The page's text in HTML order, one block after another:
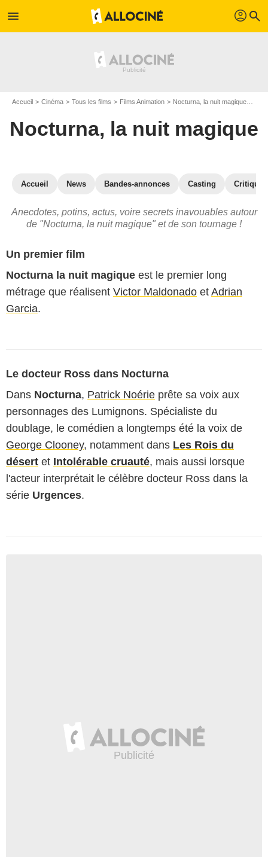
menu profil search
Accueil Cinéma Tous les films Films Animation Nocturna, la nuit magique
Nocturna, la nuit magique
Accueil News Bandes-annonces Casting
Anecdotes, potins, actus, voire secrets inavouables autour
de "Nocturna, la nuit magique" et de son tournage !
Un premier film
Nocturna la nuit magique est le premier long
métrage que réalisent Victor Maldonado et Adrian
Garcia.
Le docteur Ross dans Nocturna
Dans Nocturna, Patrick Noérie prête sa voix aux
personnages des Lumignons. Spécialiste du
doublage, le comédien a longtemps été la voix de
George Clooney, notamment dans Les Rois du
désert et Intolérable cruauté, mais aussi lorsque
l'acteur interprétait le célèbre docteur Ross dans la
série Urgences.